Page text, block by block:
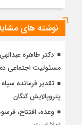
نوشته های
دکتر طاهره
مسئولیت اجتماعی
تقدیر فرمانده
پتروپالایش کنگان
وعده، افتتاح،